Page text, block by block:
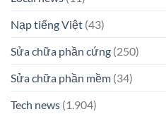
Nạp tiếng Việt (43)
Sửa chữa phần cứng (250)
Sửa chữa phần mềm (34)
Tech news (1.904)